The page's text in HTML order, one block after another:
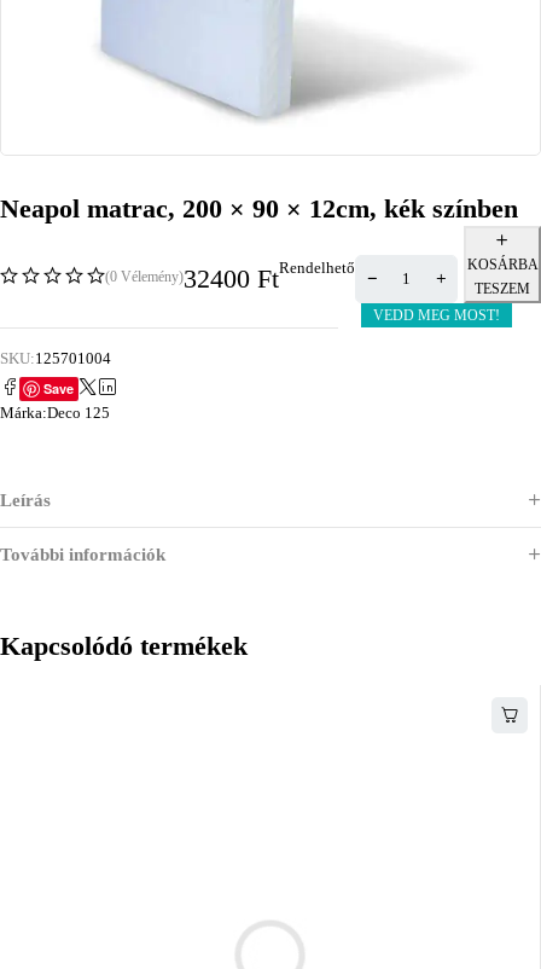
Neapol matrac, 200 × 90 × 12cm, kék színben
(0 Vélemény)32400 FtRendelhető
KOSÁRBA
TESZEM
VEDD MEG MOST!
SKU:125701004
Save
Márka:Deco 125
Leírás
További információk
Kapcsolódó termékek